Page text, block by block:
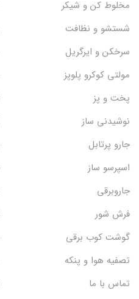
مخلوط کن و شیکر
شستشو و نظافت
سرخکن و ایرگریل
مولتی کوکرو پلوپز
پخت و پز
نوشیدنی ساز
جارو پرتابل
اسپرسو ساز
جاروبرقی
فرش شور
گوشت کوب برقی
تصفیه هوا و پنکه
تماس با ما